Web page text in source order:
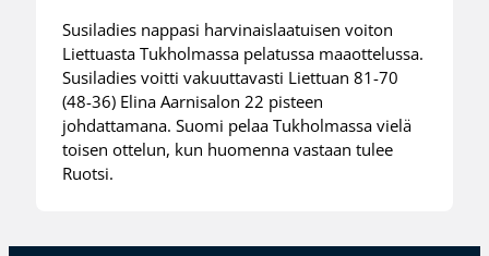
Susiladies nappasi harvinaislaatuisen voiton
Liettuasta Tukholmassa pelatussa maaottelussa.
Susiladies voitti vakuuttavasti Liettuan 81-70
(48-36) Elina Aarnisalon 22 pisteen
johdattamana. Suomi pelaa Tukholmassa vielä
toisen ottelun, kun huomenna vastaan tulee
Ruotsi.